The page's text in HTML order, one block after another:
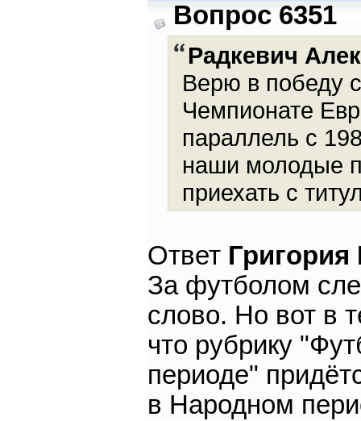
Вопрос 6351
Радкевич
Верю в победу
Чемпионате
параллель с
наши молодые
приехать с
Ответ
За футболом
слово. Но вот в
что рубрику
периоде"
в Народном